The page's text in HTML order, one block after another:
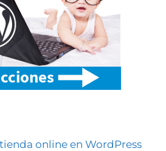
online en WordPress